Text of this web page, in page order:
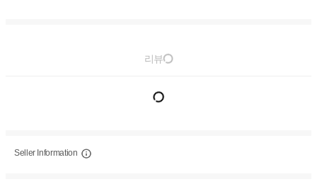
리뷰
Seller Information